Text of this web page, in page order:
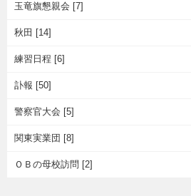
玉竜旗懇親会 [7]
秋田 [14]
練習日程 [6]
訃報 [50]
警察官大会 [5]
関東実業団 [8]
ＯＢの母校訪問 [2]